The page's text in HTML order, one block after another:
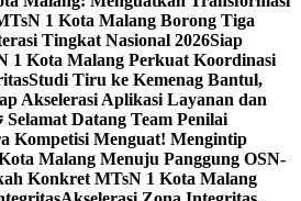
1 Kota Malang Borong Tiga
Tingkat Nasional 2026Siap
1 Kota Malang Perkuat Koordinasi
Studi Tiru ke Kemenag Bantul,
Akselerasi Aplikasi Layanan dan
Selamat Datang Team Penilai
Kompetisi Menguat! Mengintip
Malang Menuju Panggung OSN-
Konkret MTsN 1 Kota Malang